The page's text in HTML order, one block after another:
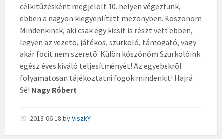
célkitûzésként megjelölt 10. helyen végeztünk,
ebben a nagyon kiegyenlített mezõnyben. Köszönöm
Mindenkinek, aki csak egy kicsit is részt vett ebben,
legyen az vezetõ, játékos, szurkoló, támogató, vagy
akár focit nem szeretõ. Külön köszönöm Szurkolóink
egész éves kiváló teljesítményét! Az egyebekrõl
folyamatosan tájékoztatni fogok mindenkit! Hajrá
Sé! Nagy Róbert
2013-06-18 byViszkY